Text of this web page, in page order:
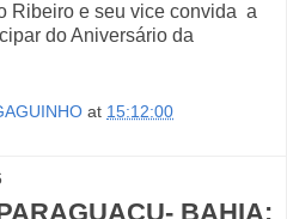
Ribeiro e seu vice convida a
do Aniversário da
at 15:12:00
BAHIA: